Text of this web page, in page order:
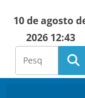
10 de agosto
2026 12:43